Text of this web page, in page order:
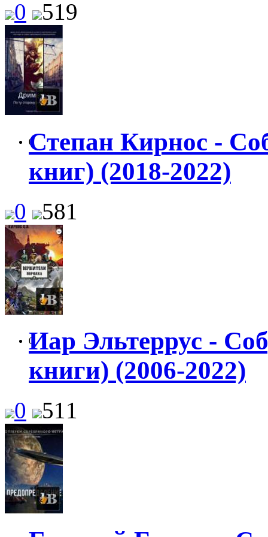
0 519
0Степан Кирнос -
книг) (2018-2022)
0 581
0
Иар Эльтеррус -
книги) (2006-2022)
0 511